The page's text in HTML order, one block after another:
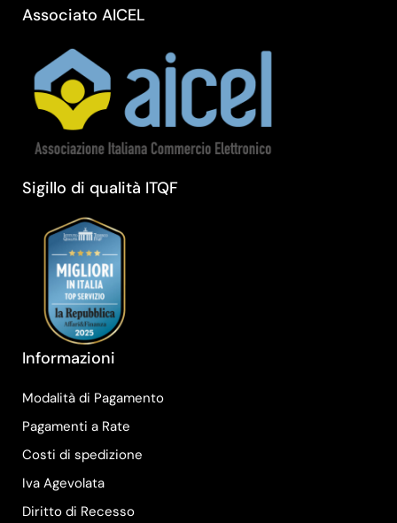
Associato AICEL
Sigillo di qualità ITQF
Informazioni
Modalità di Pagamento
Pagamenti a Rate
Costi di spedizione
Iva Agevolata
Diritto di Recesso